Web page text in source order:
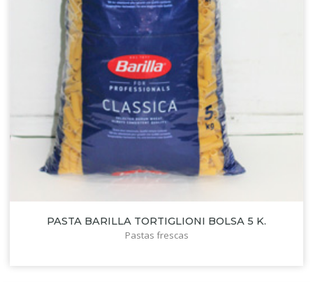
PASTA BARILLA TORTIGLIONI BOLSA 5 K.
Pastas frescas